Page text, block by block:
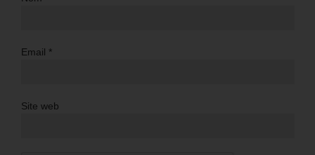
Email *
Site web